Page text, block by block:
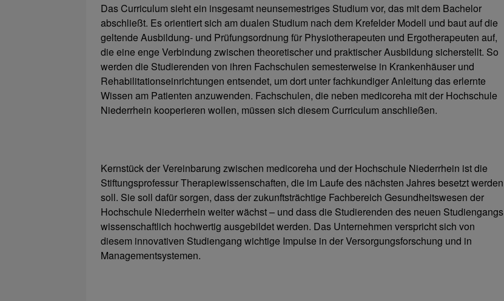
Das Curriculum sieht ein insgesamt neunsemestriges Studium vor, das mit dem Bachelor
abschließt. Es orientiert sich am dualen Studium nach dem Krefelder Modell und baut auf die
geltende Ausbildung- und Prüfungsordnung für Physiotherapeuten und Ergotherapeuten auf,
die eine enge Verbindung zwischen theoretischer und praktischer Ausbildung sicherstellt. So
werden die Studierenden von ihren Fachschulen semesterweise in Krankenhäuser und
Rehabilitationseinrichtungen entsendet, um dort unter fachkundiger Anleitung das erlernte
Wissen am Patienten anzuwenden. Fachschulen, die neben medicoreha mit der Hochschule
Niederrhein kooperieren wollen, müssen sich diesem Curriculum anschließen.
Kernstück der Vereinbarung zwischen medicoreha und der Hochschule Niederrhein ist die
Stiftungsprofessur Therapiewissenschaften, die im Laufe des nächsten Jahres besetzt werden
soll. Sie soll dafür sorgen, dass der zukunftsträchtige Fachbereich Gesundheitswesen der
Hochschule Niederrhein weiter wächst – und dass die Studierenden des neuen Studiengangs
wissenschaftlich hochwertig ausgebildet werden. Das Unternehmen verspricht sich von
diesem innovativen Studiengang wichtige Impulse in der Versorgungsforschung und in
Managementsystemen.